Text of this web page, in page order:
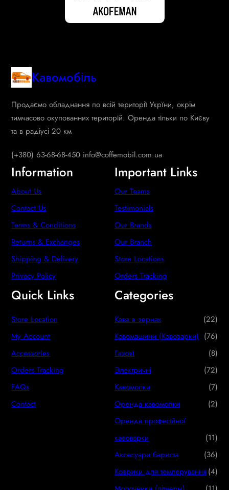
Кавомобіль
Продаємо обладнання по всій території Укрїни, окрім
тимчасово окупованних територій. Оренда тільки по Києву
та в радіусі 20 км
(+380) 63-68-68-450 info@coffemobil.com.ua
Information
About Us
Contact Us
Terms & Conditions
Returns & Exchanges
Shipping & Delivery
Privacy Policy
Important Links
Our Teams
Testimonials
Our Brands
Our Branch
Store Locations
Orders Tracking
Quick Links
Store Location
My Account
Accessories
Orders Tracking
FAQs
Contact
Categories
Кава в зернах 222
2
p
r
o
d
c
t
s
Кавомашини (Кавоварки) 767
6
p
r
o
u
c
t
s
Газові 88
p
r
o
u
c
t
s
Электричні 727
2
p
o
d
u
c
Кавомолки 77
p
o
d
u
c
Оренда кавомолки 22
r
o
d
u
Оренда професійної
кавоварки
111
1
p
r
Аксесуари бариста 363
6
p
Коврики для темперування 44
p1